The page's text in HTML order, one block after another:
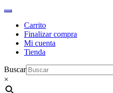
Carrito
Finalizar compra
Mi cuenta
Tienda
Buscar
×